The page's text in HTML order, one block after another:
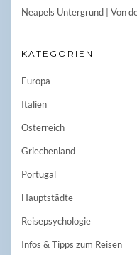
Neapels Untergrund | Von
KATEGORIEN
Europa
Italien
Österreich
Griechenland
Portugal
Hauptstädte
Reisepsychologie
Infos & Tipps zum Reisen